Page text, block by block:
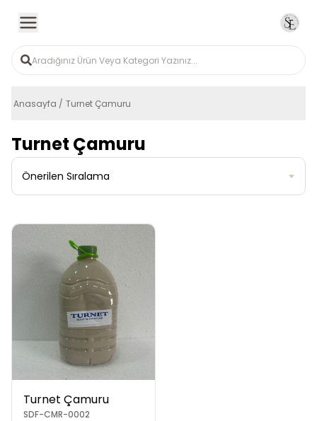
Anasayfa Turnet Çamuru
Turnet Çamuru
Önerilen Sıralama
Turnet Çamuru
SDF-CMR-0002